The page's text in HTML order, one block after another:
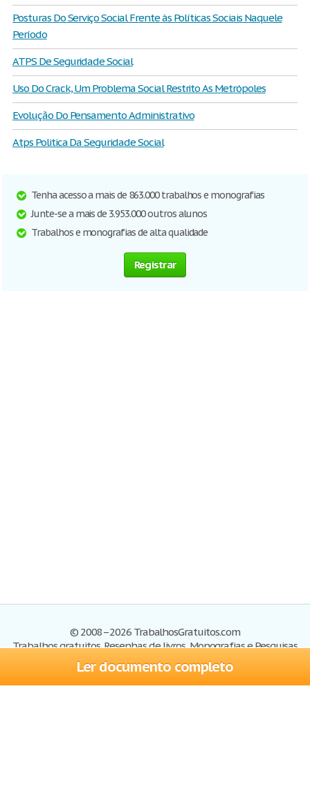
Ler documento completo
Posturas Do Serviço Social Frente às Políticas Sociais Naquele
Período
ATPS De Seguridade Social
Uso Do Crack, Um Problema Social Restrito As Metrópoles
Evolução Do Pensamento Administrativo
Atps Politica Da Seguridade Social
Tenha acesso a mais de 863.000 trabalhos e monografias
Junte-se a mais de 3.953.000 outros alunos
Trabalhos e monografias de alta qualidade
Registrar
© 2008–2026 TrabalhosGratuitos.com
Trabalhos gratuitos, Resenhas de livros, Monografias e Pesquisas